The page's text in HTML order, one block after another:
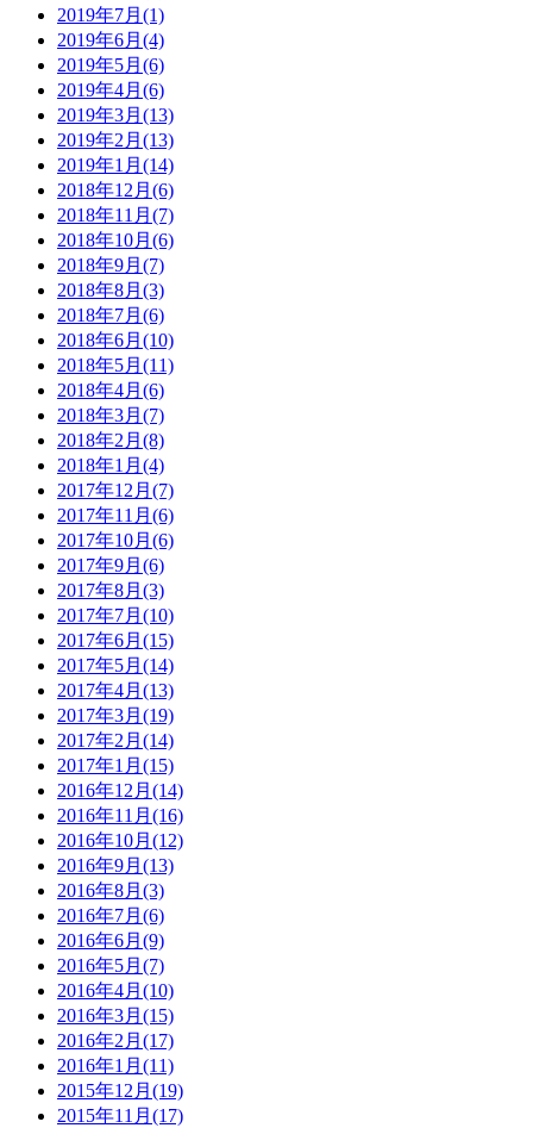
2019年7月(1)
2019年6月(4)
2019年5月(6)
2019年4月(6)
2019年3月(13)
2019年2月(13)
2019年1月(14)
2018年12月(6)
2018年11月(7)
2018年10月(6)
2018年9月(7)
2018年8月(3)
2018年7月(6)
2018年6月(10)
2018年5月(11)
2018年4月(6)
2018年3月(7)
2018年2月(8)
2018年1月(4)
2017年12月(7)
2017年11月(6)
2017年10月(6)
2017年9月(6)
2017年8月(3)
2017年7月(10)
2017年6月(15)
2017年5月(14)
2017年4月(13)
2017年3月(19)
2017年2月(14)
2017年1月(15)
2016年12月(14)
2016年11月(16)
2016年10月(12)
2016年9月(13)
2016年8月(3)
2016年7月(6)
2016年6月(9)
2016年5月(7)
2016年4月(10)
2016年3月(15)
2016年2月(17)
2016年1月(11)
2015年12月(19)
2015年11月(17)